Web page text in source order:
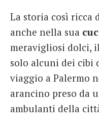
La storia così ricca
anche nella sua
meravigliosi dolci,
solo alcuni dei cibi
viaggio a Palermo
arancino preso da
ambulanti della